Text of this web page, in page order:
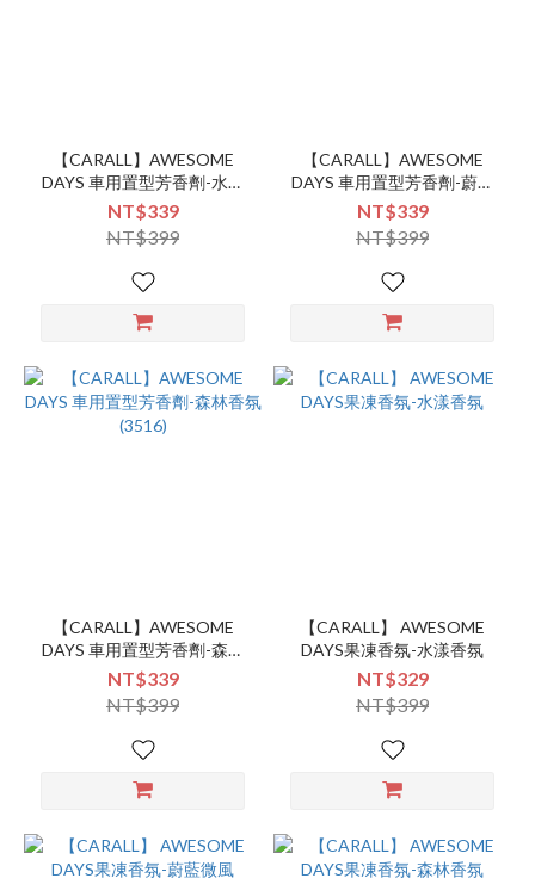
【CARALL】AWESOME
DAYS 車用置型芳香劑-水漾
香氛(3558)
NT$339
NT$399
【CARALL】AWESOME
DAYS 車用置型芳香劑-蔚藍
微風(3517)
NT$339
NT$399
【CARALL】AWESOME
DAYS 車用置型芳香劑-森林
香氛(3516)
NT$339
NT$399
【CARALL】 AWESOME
DAYS果凍香氛-水漾香氛
NT$329
NT$399